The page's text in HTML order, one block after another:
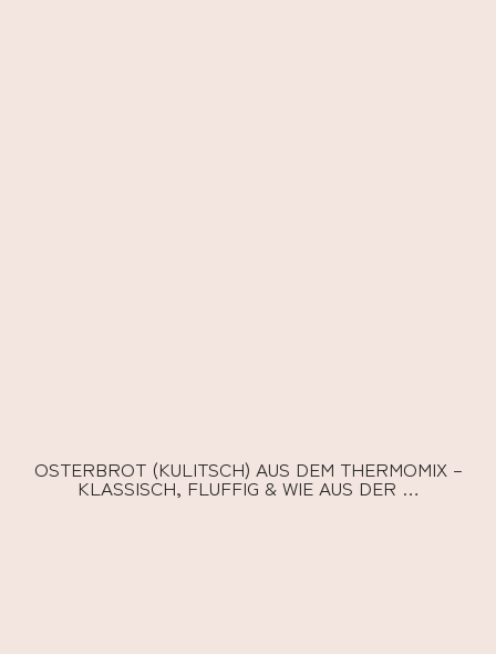
OSTERBROT (KULITSCH) AUS DEM THERMOMIX –
KLASSISCH, FLUFFIG & WIE AUS DER …